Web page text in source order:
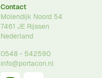
Contact
Molendijk Noord 54
7461 JE Rijssen
Nederland
0548 - 542590
info@portacon.nl